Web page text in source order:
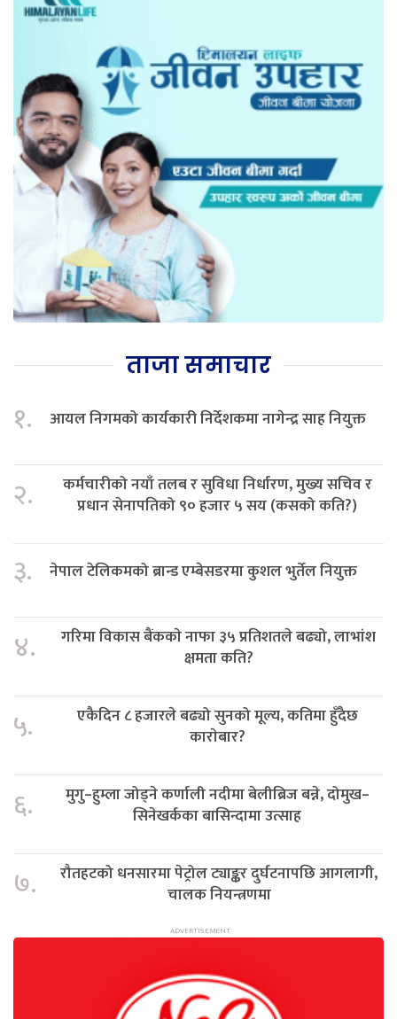
ताजा समाचार
१. आयल निगमको कार्यकारी निर्देशकमा नागेन्द्र साह नियुक्त
२.
कर्मचारीको नयाँ तलब र सुविधा निर्धारण, मुख्य सचिव र
प्रधान सेनापतिको ९० हजार ५ सय (कसको कति?)
३. नेपाल टेलिकमको ब्रान्ड एम्बेसडरमा कुशल भुर्तेल नियुक्त
४.
गरिमा विकास बैंककाे नाफा ३५ प्रतिशतले बढ्यो, लाभांश
क्षमता कति?
५.
एकैदिन ८ हजारले बढ्यो सुनको मूल्य, कतिमा हुँदैछ
काराेबार?
६.
मुगु–हुम्ला जोड्ने कर्णाली नदीमा बेलीब्रिज बन्ने, दोमुख–
सिनेखर्कका बासिन्दामा उत्साह
७.
रौतहटको धनसारमा पेट्रोल ट्याङ्कर दुर्घटनापछि आगलागी,
चालक नियन्त्रणमा